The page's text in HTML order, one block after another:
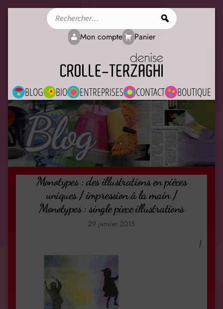
BLOG BIO ENTREPRISES CONTACT BOUTIQUE
Mon compte Panier
Blog
Monotypes : des illustrations en pièces
uniques / impression à la main /
Monotypes : single piece illustrations
29 janvier 2015
/